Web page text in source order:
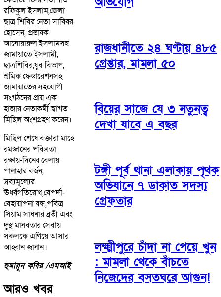
রফিকুল ইসলাম,জেলা
ছাত্র শিবির নেতা সাব্বির
হোসেন, প্রভাষক
আনোয়ারুল ইসলামসহ
জামায়াতে ইসলামী,
ছাত্রশিবির,যুব বিভাগ,
শ্রমিক ফেডারেশনসহ
জামায়াতের সহযোগী
সংগঠনের প্রায় এক
হাজার নেতাকর্মী স্বাগত
মিছিল অংশগ্রহণ করেন।
মিছিল শেষে বক্তারা মাহে
রমজানের পবিত্রতা
রক্ষায়-দিনের বেলায়
পানাহার বর্জন,
দ্রব্যমূল্যের
ঊর্ধ্বগতিরোধ,বেপর্দা-
বেহায়াপনা বন্ধ,পবিত্র
সিয়াম সাধনার ব্রতী এবং
দুস্থ মানবতার সেবায়
সকলকে এগিয়ে আসার
আহ্বান জানান।
হুমায়ুন কবির /এমআই
আরও খবর
রাজধানীতে ২৪ ঘণ্টায় ৪৮৫
গ্রেপ্তার, মামলা ৫০
বিয়ের সাজে যে ৩ নতুনত্ব
দেখা যাবে এ বছর
টঙ্গী পূর্ব থানা এলাকায় পৃথক
অভিযানে ৭ ডাকাত সদস্য
গ্রেফতার
লক্ষ্মীপুরে চাঁদা না পেয়ে খুন
: মামলা থেকে বাঁচতে
নিজেদের বসতঘরে আগুন!